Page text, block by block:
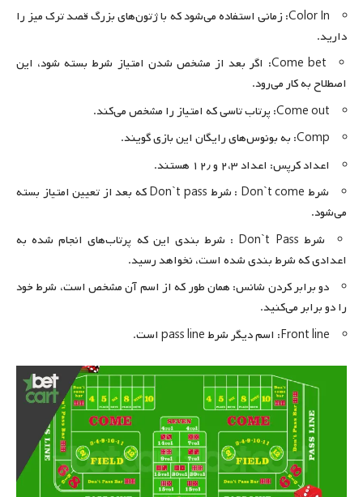
Color‌ In: زمانی استفاده می‌شود که با ژتون‌های بزرگ قصد ترک میز را
دارید.
Come bet: اگر بعد از مشخص شدن امتیاز شرط بسته شود، این
اصطلاح به کار می‌رود.
Come out: پرتاب تاسی که امتیاز را مشخص می‌کند.
Comp: به بونوس‌های رایگان این بازی گویند.
اعداد کرپس: اعداد ۲،۳ و ۱۲٫ هستند.
شرط Don`t come : شرط Don`t pass که بعد از تعیین امتیاز بسته
می‌شود.
شرط Don`t Pass : شرط بندی این که پرتاب‌های انجام شده به
اعدادی که شرط بندی شده است، نخواهد رسید.
دو برابر کردن شانس: همان طور که از اسم آن مشخص است، شرط خود
را دو برابر می‌کنید.
Front line: اسم دیگر شرط pass line است.